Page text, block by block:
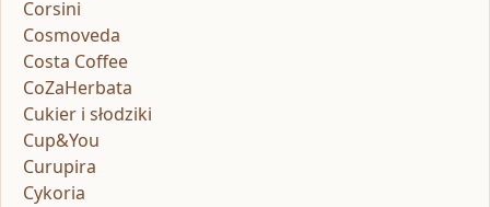
Corsini
Cosmoveda
Costa Coffee
CoZaHerbata
Cukier i słodziki
Cup&You
Curupira
Cykoria